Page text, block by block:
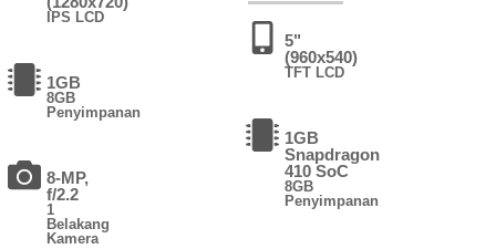
IPS LCD
1GB
8GB
Penyimpanan
8-MP,
f/2.2
1
Belakang
Kamera
5"
(960x540)
TFT LCD
1GB
Snapdragon
410 SoC
8GB
Penyimpanan